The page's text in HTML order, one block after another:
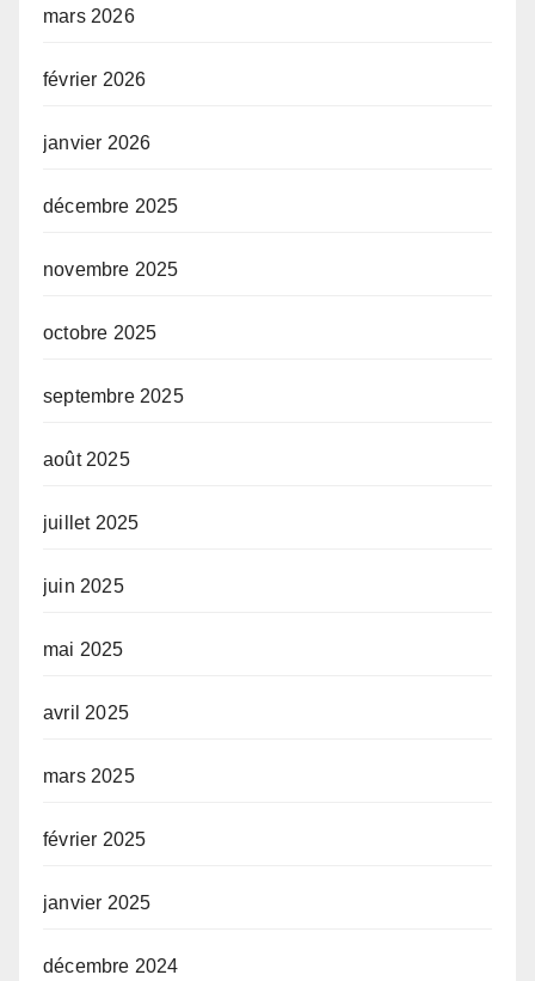
mars 2026
février 2026
janvier 2026
décembre 2025
novembre 2025
octobre 2025
septembre 2025
août 2025
juillet 2025
juin 2025
mai 2025
avril 2025
mars 2025
février 2025
janvier 2025
décembre 2024